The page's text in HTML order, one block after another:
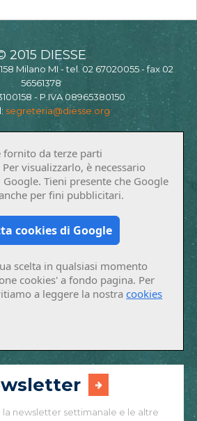
2015 DIESSE
Milano MI - tel. 02 67020055 - fax 02
56561378
- P.IVA 08965380150
segreteria@diesse.org
fornito da terze parti
visualizzarlo, è necessario
Tieni presente che Google
per fini pubblicitari.
cookies di Google
scelta in qualsiasi momento
cookies' a fondo pagina. Per
a leggere la nostracookies
newsletter settimanale e le altre